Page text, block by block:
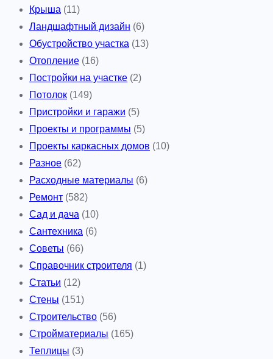
Крыша (11)
Ландшафтный дизайн (6)
Обустройство участка (13)
Отопление (16)
Постройки на участке (2)
Потолок (149)
Пристройки и гаражи (5)
Проекты и программы (5)
Проекты каркасных домов (10)
Разное (62)
Расходные материалы (6)
Ремонт (582)
Сад и дача (10)
Сантехника (6)
Советы (66)
Справочник строителя (1)
Статьи (12)
Стены (151)
Строительство (56)
Стройматериалы (165)
Теплицы (3)